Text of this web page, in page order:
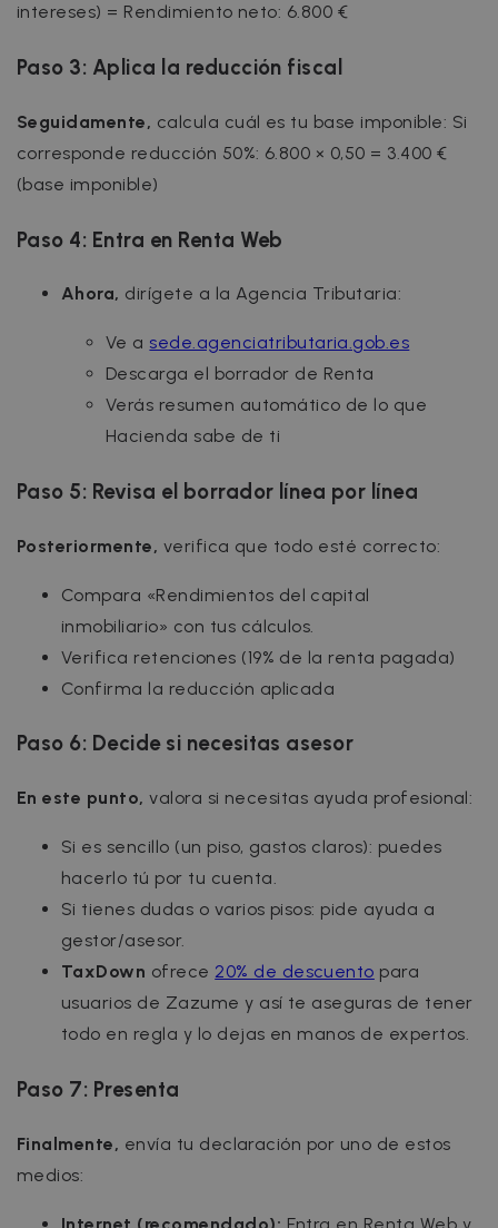
intereses) = Rendimiento neto: 6.800 €
Paso 3: Aplica la reducción fiscal
Seguidamente, calcula cuál es tu base imponible: Si
corresponde reducción 50%: 6.800 × 0,50 = 3.400 €
(base imponible)
Paso 4: Entra en Renta Web
Ahora, dirígete a la Agencia Tributaria:
Ve a sede.agenciatributaria.gob.es
Descarga el borrador de Renta
Verás resumen automático de lo que
Hacienda sabe de ti
Paso 5: Revisa el borrador línea por línea
Posteriormente, verifica que todo esté correcto:
Compara «Rendimientos del capital
inmobiliario» con tus cálculos.
Verifica retenciones (19% de la renta pagada)
Confirma la reducción aplicada
Paso 6: Decide si necesitas asesor
En este punto, valora si necesitas ayuda profesional:
Si es sencillo (un piso, gastos claros): puedes
hacerlo tú por tu cuenta.
Si tienes dudas o varios pisos: pide ayuda a
gestor/asesor.
TaxDown ofrece 20% de descuento para
usuarios de Zazume y así te aseguras de tener
todo en regla y lo dejas en manos de expertos.
Paso 7: Presenta
Finalmente, envía tu declaración por uno de estos
medios:
Internet (recomendado): Entra en Renta Web y